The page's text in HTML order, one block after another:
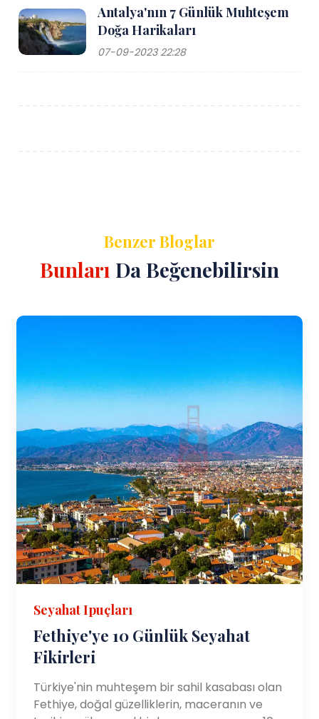
Antalya'nın 7 Günlük Muhteşem
Doğa Harikaları
07-09-2023 22:28
Benzer Bloglar
Bunları Da Beğenebilirsin
Seyahat Ipuçları
Fethiye'ye 10 Günlük Seyahat
Fikirleri
Türkiye'nin muhteşem bir sahil kasabası olan
Fethiye, doğal güzelliklerin, maceranın ve